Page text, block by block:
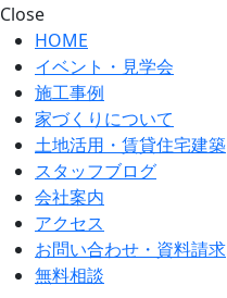
Close
HOME
イベント・見学会
施工事例
家づくりについて
土地活用・賃貸住宅建築
スタッフブログ
会社案内
アクセス
お問い合わせ・資料請求
無料相談